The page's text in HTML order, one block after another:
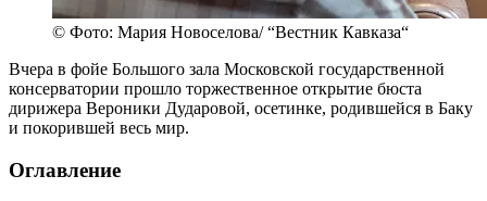
© Фото: Мария Новоселова/ “Вестник Кавказа“
Вчера в фойе Большого зала Московской государственной
консерватории прошло торжественное открытие бюста
дирижера Вероники Дударовой, осетинке, родившейся в Баку
и покорившей весь мир.
Оглавление